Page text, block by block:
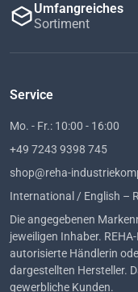
Umfangreiches
Sortiment
Service
Mo. - Fr.: 10:00 - 16:00
+49 7243 9398 745
shop@reha-
International / English –
Die angegebenen
jeweiligen Inhaber.
autorisierte Händlerin
dargestellten Hersteller.
gewerbliche Kunden.